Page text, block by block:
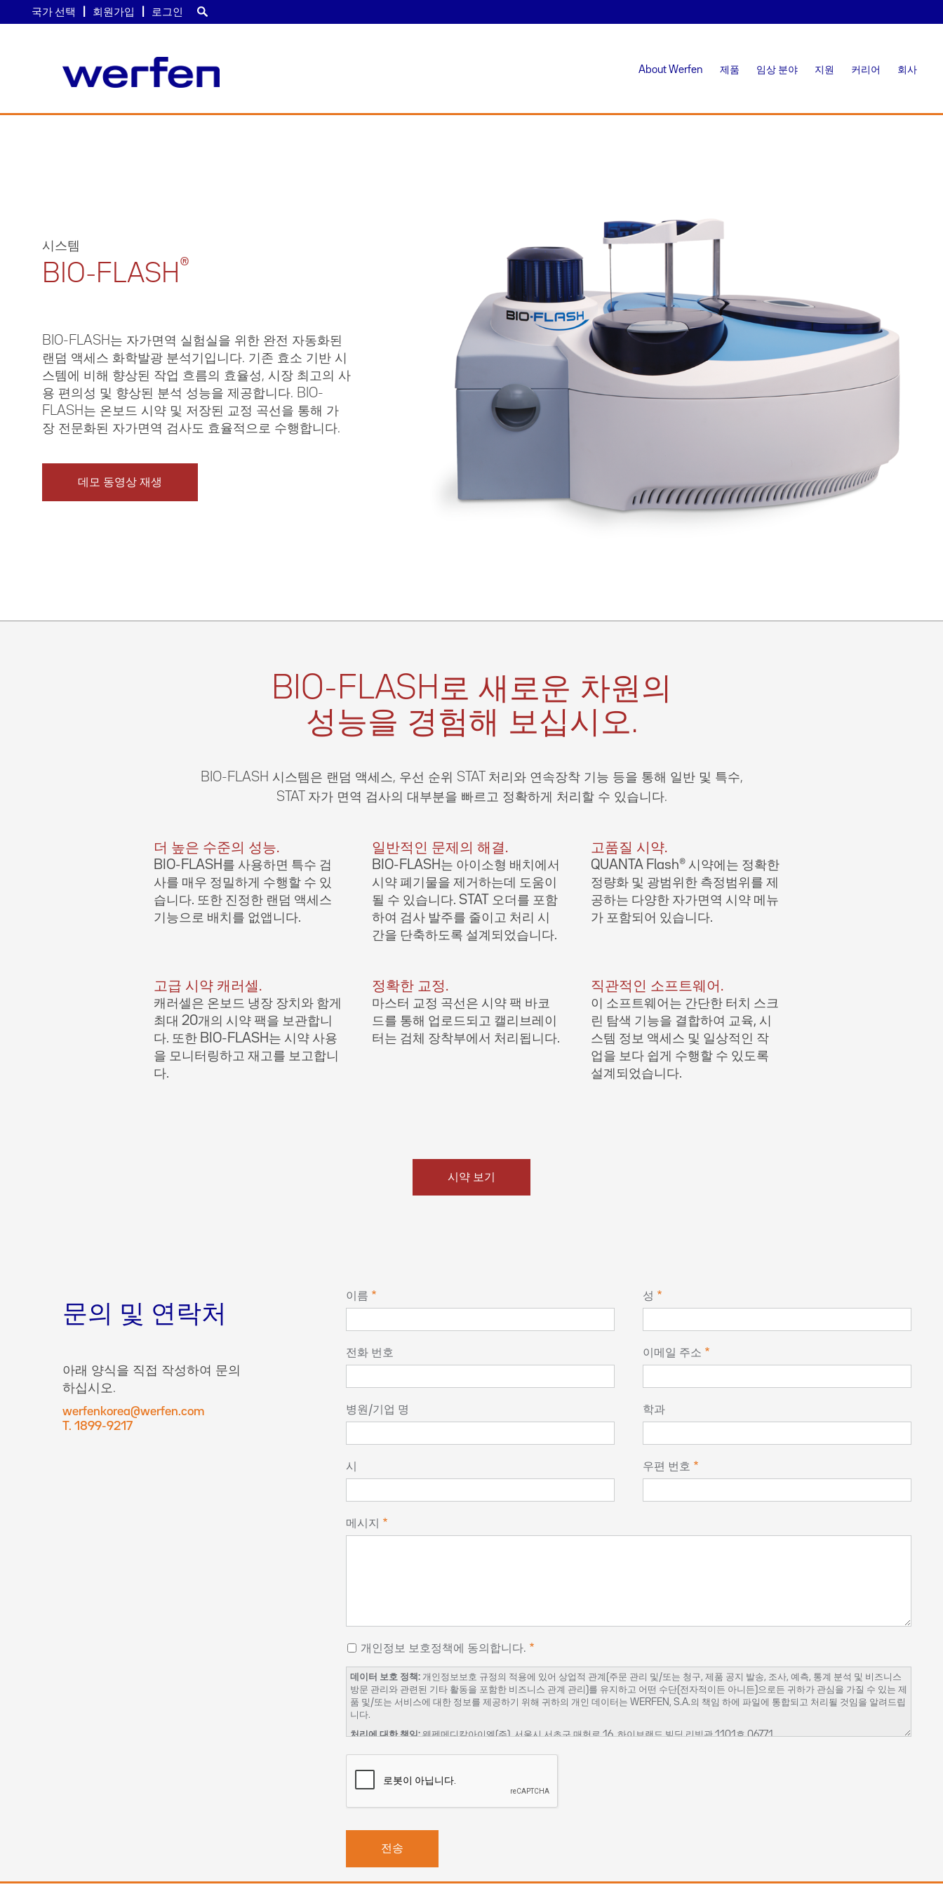
국가 선택 회원가입 로그인
About Werfen 제품 임상 분야 지원 커리어 회사
시스템
BIO-­FLASH ®
BIO-FLASH는 자가면역 실험실을 위한 완전 자동화된
랜덤 액세스 화학발광 분석기입니다. 기존 효소 기반 시
스템에 비해 향상된 작업 흐름의 효율성, 시장 최고의 사
용 편의성 및 향상된 분석 성능을 제공합니다. BIO-
FLASH는 온보드 시약 및 저장된 교정 곡선을 통해 가
장 전문화된 자가면역 검사도 효율적으로 수행합니다.
데모 동영상 재생
BIO-FLASH로 새로운 차원의
성능을 경험해 보십시오.
BIO-FLASH 시스템은 랜덤 액세스, 우선 순위 STAT 처리와 연속장착 기능 등을 통해 일반 및 특수,
STAT 자가 면역 검사의 대부분을 빠르고 정확하게 처리할 수 있습니다.
더 높은 수준의 성능.
BIO­-FLASH를 사용하면 특수 검
사를 매우 정밀하게 수행할 수 있
습니다. 또한 진정한 랜덤 액세스
기능으로 배치를 없앱니다.
일반적인 문제의 해결.
BIO­-FLASH는 아이소형 배치에서
시약 폐기물을 제거하는데 도움이
될 수 있습니다. STAT 오더를 포함
하여 검사 발주를 줄이고 처리 시
간을 단축하도록 설계되었습니다.
고품질 시약.
QUANTA Flash® 시약에는 정확한
정량화 및 광범위한 측정범위를 제
공하는 다양한 자가면역 시약 메뉴
가 포함되어 있습니다.
고급 시약 캐러셀.
캐러셀은 온보드 냉장 장치와 함게
최대 20개의 시약 팩을 보관합니
다. 또한 BIO-FLASH는 시약 사용
을 모니터링하고 재고를 보고합니
다.
정확한 교정.
마스터 교정 곡선은 시약 팩 바코
드를 통해 업로드되고 캘리브레이
터는 검체 장착부에서 처리됩니다.
직관적인 소프트웨어.
이 소프트웨어는 간단한 터치 스크
린 탐색 기능을 결합하여 교육, 시
스템 정보 액세스 및 일상적인 작
업을 보다 쉽게 수행할 수 있도록
설계되었습니다.
시약 보기
문의 및 연락처
아래 양식을 직접 작성하여 문의
하십시오.
werfenkorea@werfen.com
T. 1899-9217
이름 성
전화 번호 이메일 주소
병원/기업 명 학과
시 우편 번호
메시지
개인정보 보호정책에 동의합니다.
데이터 보호 정책: 개인정보보호 규정의 적용에 있어 상업적 관계(주문 관리 및/또는 청구, 제품 공지 발송, 조사, 예측, 통계 분석 및 비즈니스
방문 관리와 관련된 기타 활동을 포함한 비즈니스 관계 관리)를 유지하고 어떤 수단(전자적이든 아니든)으로든 귀하가 관심을 가질 수 있는 제
품 및/또는 서비스에 대한 정보를 제공하기 위해 귀하의 개인 데이터는 WERFEN, S.A.의 책임 하에 파일에 통합되고 처리될 것임을 알려드립
니다.
처리에 대한 책임: 웨펜메디칼아이엘(주), 서울시 서초구 매헌로 16, 하이브랜드 빌딩 리빙관 1101호 06771​
데이터 보호 담당자:werfenkorea@werfen.com
처리의 법적 근거:
급, 시장 조사 및 당사 웹사이트의 개선에 대한 귀하의 동의가 필요합니다.
수신자 또는 수신자 카테고리:웨펜메디칼아이엘㈜가 서비스 제공(호스팅, 교육 및 통신 서비스, 이벤트의 조직)을 위임한 Werfen 회사 및 제
년 동안 정식으로 차단된 상태로 유지될 것입니다.
권리:귀하는 액세스, 수정 또는 삭제 권한을 행사할 수 있으며, 데이터 처리를 제한하거나, 이의를 제기하거나, 데이터의 이동을 요청하거
나,werfenkorea@werfen.com에 서면으로 동의한 내용을 철회할 수 있습니다.